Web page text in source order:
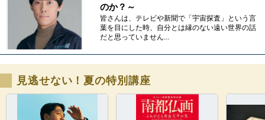
のか？～
皆さんは、テレビや新聞で「宇宙探査」という言
葉を目にした時、自分とは縁のない遠い世界の話
だと思っていません...
見逃せない！夏の特別講座